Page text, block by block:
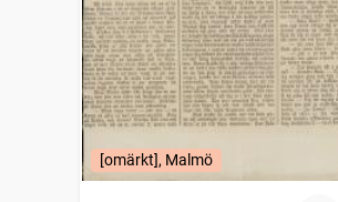
[omärkt], Malmö